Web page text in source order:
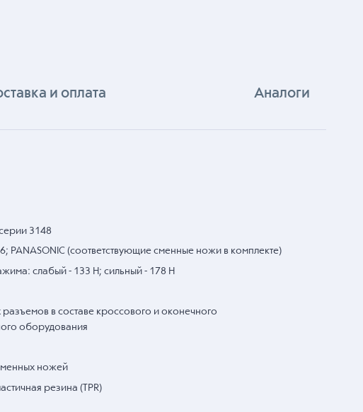
и оплата Аналоги
3148
PANASONIC (соответствующие сменные ножи в комплекте)
слабый - 133 Н; сильный - 178 Н
в составе кроссового и оконечного
оборудования
ножей
резина (TPR)